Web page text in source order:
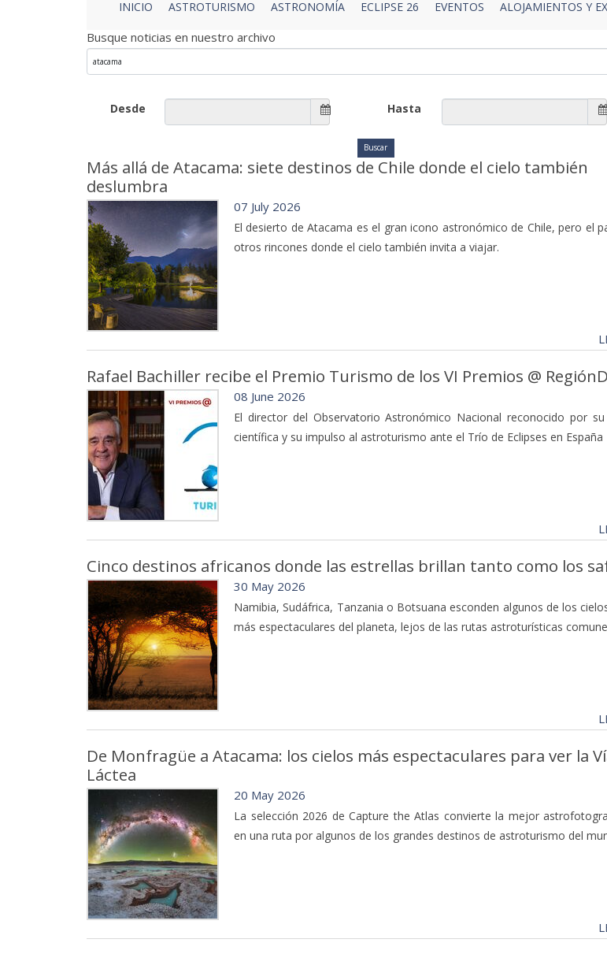
INICIO ASTROTURISMO ASTRONOMÍA ECLIPSE 26 EVENTOS ALOJAMIENTOS Y
Busque noticias en nuestro archivo
Desde Hasta
Más allá de Atacama: siete destinos de Chile donde el cielo también
deslumbra
07 July 2026
El desierto de Atacama es el gran icono astronómico de Chile, pero el
otros rincones donde el cielo también invita a viajar.
Rafael Bachiller recibe el Premio Turismo de los VI Premios @
08 June 2026
El director del Observatorio Astronómico Nacional reconocido por
científica y su impulso al astroturismo ante el Trío de Eclipses en España
Cinco destinos africanos donde las estrellas brillan tanto como los
30 May 2026
Namibia, Sudáfrica, Tanzania o Botsuana esconden algunos de los
más espectaculares del planeta, lejos de las rutas astroturísticas
De Monfragüe a Atacama: los cielos más espectaculares para ver la
Láctea
20 May 2026
La selección 2026 de Capture the Atlas convierte la mejor
en una ruta por algunos de los grandes destinos de astroturismo del